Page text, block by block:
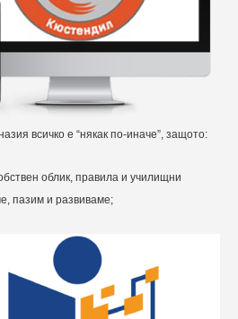
всичко е “някак по-иначе”, защото:
облик, правила и училищни
пазим и развиваме;